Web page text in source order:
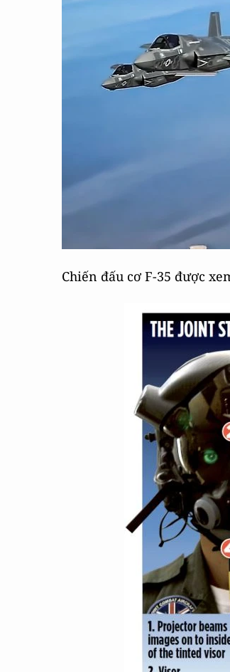
Chiến đấu cơ F-35 được